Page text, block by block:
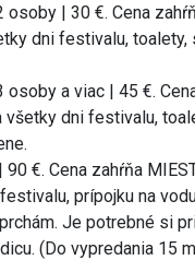
osoby | 30 €. Cena
dni festivalu, toalety,
osoby a viac | 45 €.
všetky dni festivalu,
90 €. Cena zahŕňa
prípojku na
Je potrebné si
(Do vypredania 15